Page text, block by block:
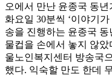
오에서 만난 윤종국 동
화요일 30분씩 ‘이야기
송을 진행하는 윤종국 동
물컵을 손에서 놓지 않
울노인복지센터 방송국
했다. 익숙할 만도 한데